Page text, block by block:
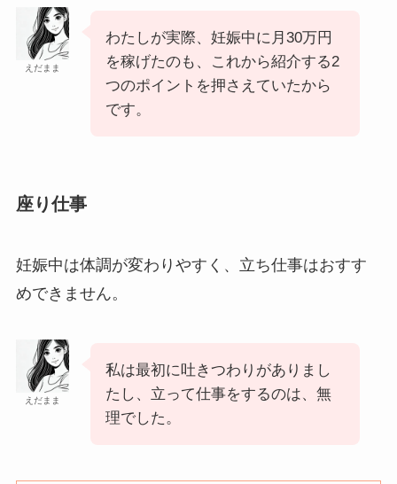
えだまま
わたしが実際、妊娠中に月30万円
を稼げたのも、これから紹介する2
つのポイントを押さえていたから
です。
座り仕事
妊娠中は体調が変わりやすく、立ち仕事はおすす
めできません。
えだまま
私は最初に吐きつわりがありまし
たし、立って仕事をするのは、無
理でした。